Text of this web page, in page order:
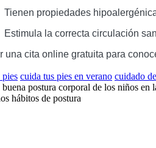
Tienen propiedades
Estimula la correcta circulación
una cita online gratuita para
pies cuida tus pies en verano cuidado
postura corporal de los niños en
hábitos de postura